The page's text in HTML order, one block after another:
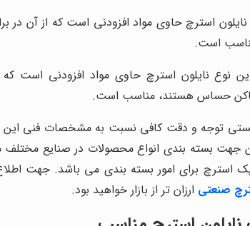
است.
نوع نایلون استرچ حاوی مواد افزودنی است
ساکن حساس هستند، مناسب است.
توجه و دقت کافی نسبت به مشخصات فنی این
جهت بسته بندی انواع محصولات در صنایع
استرچ برای امور بسته بندی می باشد. جهت
صنعتی ارزان تر از بازار خواهید بود.